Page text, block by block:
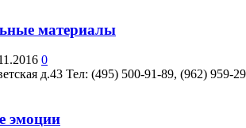
материалы
0
д.43 Teл: (495) 500-91-89, (962)
эмоции